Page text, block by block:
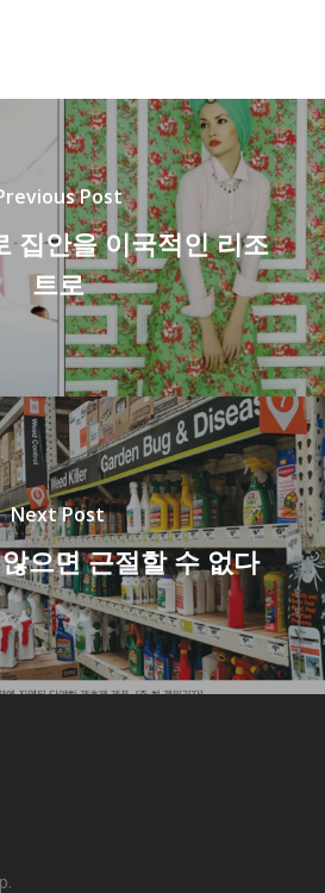
Post
집안을 이국적인 리조
트로
Next Post
으면 근절할 수 없다